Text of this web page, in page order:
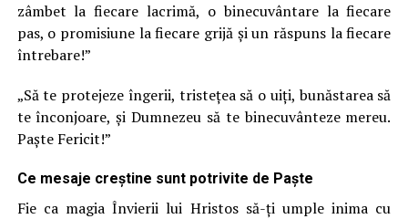
zâmbet la fiecare lacrimă, o binecuvântare la fiecare
pas, o promisiune la fiecare grijă și un răspuns la fiecare
întrebare!”
„Să te protejeze îngerii, tristeţea să o uiţi, bunăstarea să
te înconjoare, și Dumnezeu să te binecuvânteze mereu.
Paște Fericit!”
Ce mesaje creștine sunt potrivite de Paşte
Fie ca magia Învierii lui Hristos să-ţi umple inima cu